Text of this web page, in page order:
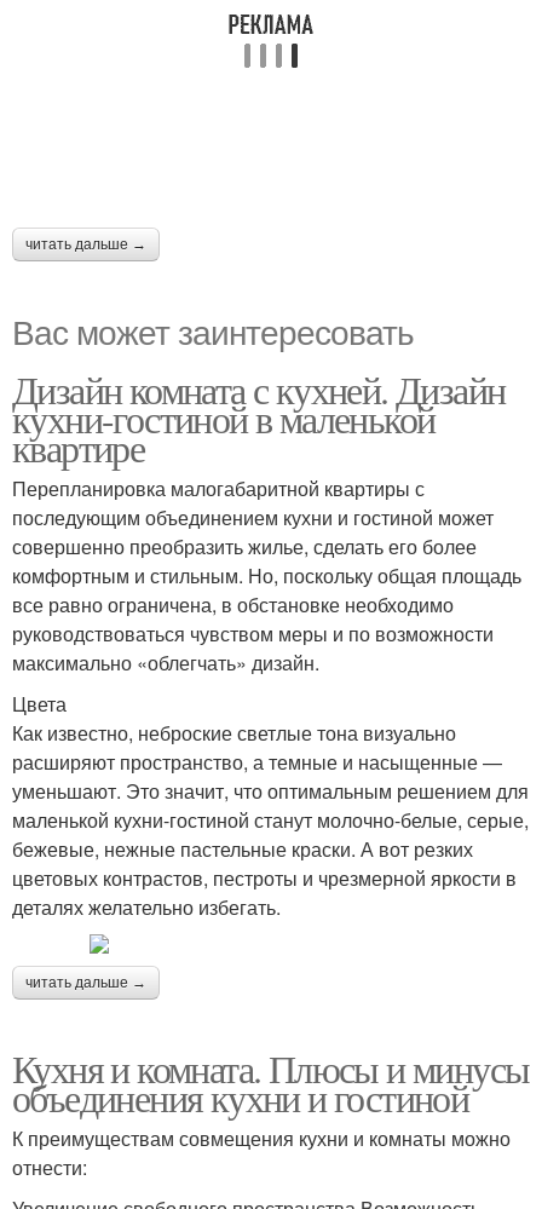
читать дальше →
Вас может заинтересовать
Дизайн комната с кухней. Дизайн
кухни-гостиной в маленькой
квартире
Перепланировка малогабаритной квартиры с
последующим объединением кухни и гостиной может
совершенно преобразить жилье, сделать его более
комфортным и стильным. Но, поскольку общая площадь
все равно ограничена, в обстановке необходимо
руководствоваться чувством меры и по возможности
максимально «облегчать» дизайн.
Цвета
Как известно, неброские светлые тона визуально
расширяют пространство, а темные и насыщенные —
уменьшают. Это значит, что оптимальным решением для
маленькой кухни-гостиной станут молочно-белые, серые,
бежевые, нежные пастельные краски. А вот резких
цветовых контрастов, пестроты и чрезмерной яркости в
деталях желательно избегать.
читать дальше →
Кухня и комната. Плюсы и минусы
объединения кухни и гостиной
К преимуществам совмещения кухни и комнаты можно
отнести: